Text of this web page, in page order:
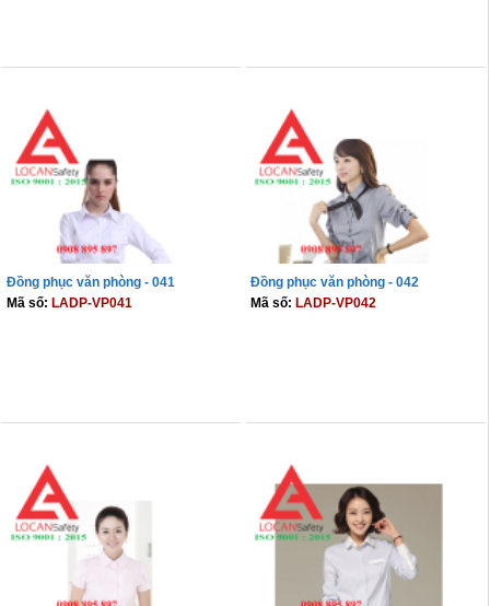
Đồng phục văn phòng - 041
Mã số: LADP-VP041
Đồng phục văn phòng - 042
Mã số: LADP-VP042